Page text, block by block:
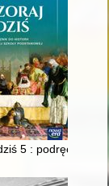
5 : podręcznik